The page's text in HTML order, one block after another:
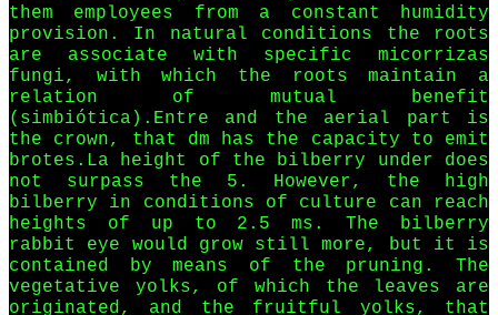
them employees from a constant humidity
provision. In natural conditions the roots
are associate with specific micorrizas
fungi, with which the roots maintain a
relation of mutual benefit
(simbiótica).Entre and the aerial part is
the crown, that dm has the capacity to emit
brotes.La height of the bilberry under does
not surpass the 5. However, the high
bilberry in conditions of culture can reach
heights of up to 2.5 ms. The bilberry
rabbit eye would grow still more, but it is
contained by means of the pruning. The
vegetative yolks, of which the leaves are
originated, and the fruitful yolks, that